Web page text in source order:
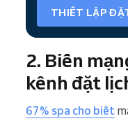
THIẾT LẬP
2. Biến
kênh đặt
67% spa cho biết